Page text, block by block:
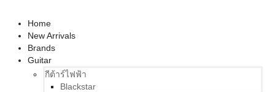
Home
New Arrivals
Brands
Guitar
กีต้าร์ไฟฟ้า
Blackstar